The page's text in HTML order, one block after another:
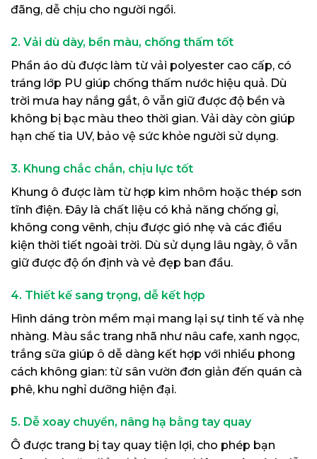
đãng, dễ chịu cho người ngồi.
2. Vải dù dày, bền màu, chống thấm tốt
Phần áo dù được làm từ vải polyester cao cấp, có
tráng lớp PU giúp chống thấm nước hiệu quả. Dù
trời mưa hay nắng gắt, ô vẫn giữ được độ bền và
không bị bạc màu theo thời gian. Vải dày còn giúp
hạn chế tia UV, bảo vệ sức khỏe người sử dụng.
3. Khung chắc chắn, chịu lực tốt
Khung ô được làm từ hợp kim nhôm hoặc thép sơn
tĩnh điện. Đây là chất liệu có khả năng chống gỉ,
không cong vênh, chịu được gió nhẹ và các điều
kiện thời tiết ngoài trời. Dù sử dụng lâu ngày, ô vẫn
giữ được độ ổn định và vẻ đẹp ban đầu.
4. Thiết kế sang trọng, dễ kết hợp
Hình dáng tròn mềm mại mang lại sự tinh tế và nhẹ
nhàng. Màu sắc trang nhã như nâu cafe, xanh ngọc,
trắng sữa giúp ô dễ dàng kết hợp với nhiều phong
cách không gian: từ sân vườn đơn giản đến quán cà
phê, khu nghỉ dưỡng hiện đại.
5. Dễ xoay chuyển, nâng hạ bằng tay quay
Ô được trang bị tay quay tiện lợi, cho phép bạn